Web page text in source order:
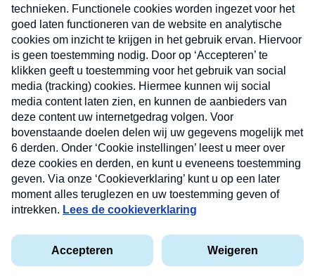
Verzend
Privacyverklaring
Cookieverklaring
Kwetsbaarheid melden
Nieuwsbrief
Neem hier een gratis abonnement op onze
nieuwsbrief. Elke vrijdag- en dinsdagochtend in uw